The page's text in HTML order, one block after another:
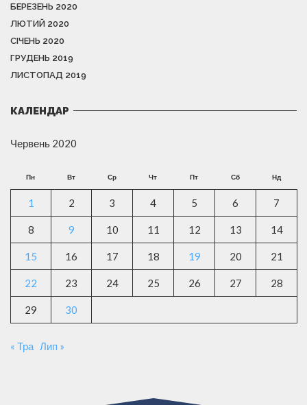
БЕРЕЗЕНЬ 2020
ЛЮТИЙ 2020
СІЧЕНЬ 2020
ГРУДЕНЬ 2019
ЛИСТОПАД 2019
КАЛЕНДАР
Червень 2020
Пн Вт Ср Чт Пт Сб Нд
1 2 3 4 5 6 7
8 9 10 11 12 13 14
15 16 17 18 19 20 21
22 23 24 25 26 27 28
29 30
« Тра Лип »